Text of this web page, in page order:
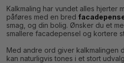
Kalkmaling har vundet alles hjerter
påføres med en bred
smag, og din bolig. Ønsker du et
smallere facadepensel og kortere
Med andre ord giver kalkmalingen
kan naturligvis tones i et stort